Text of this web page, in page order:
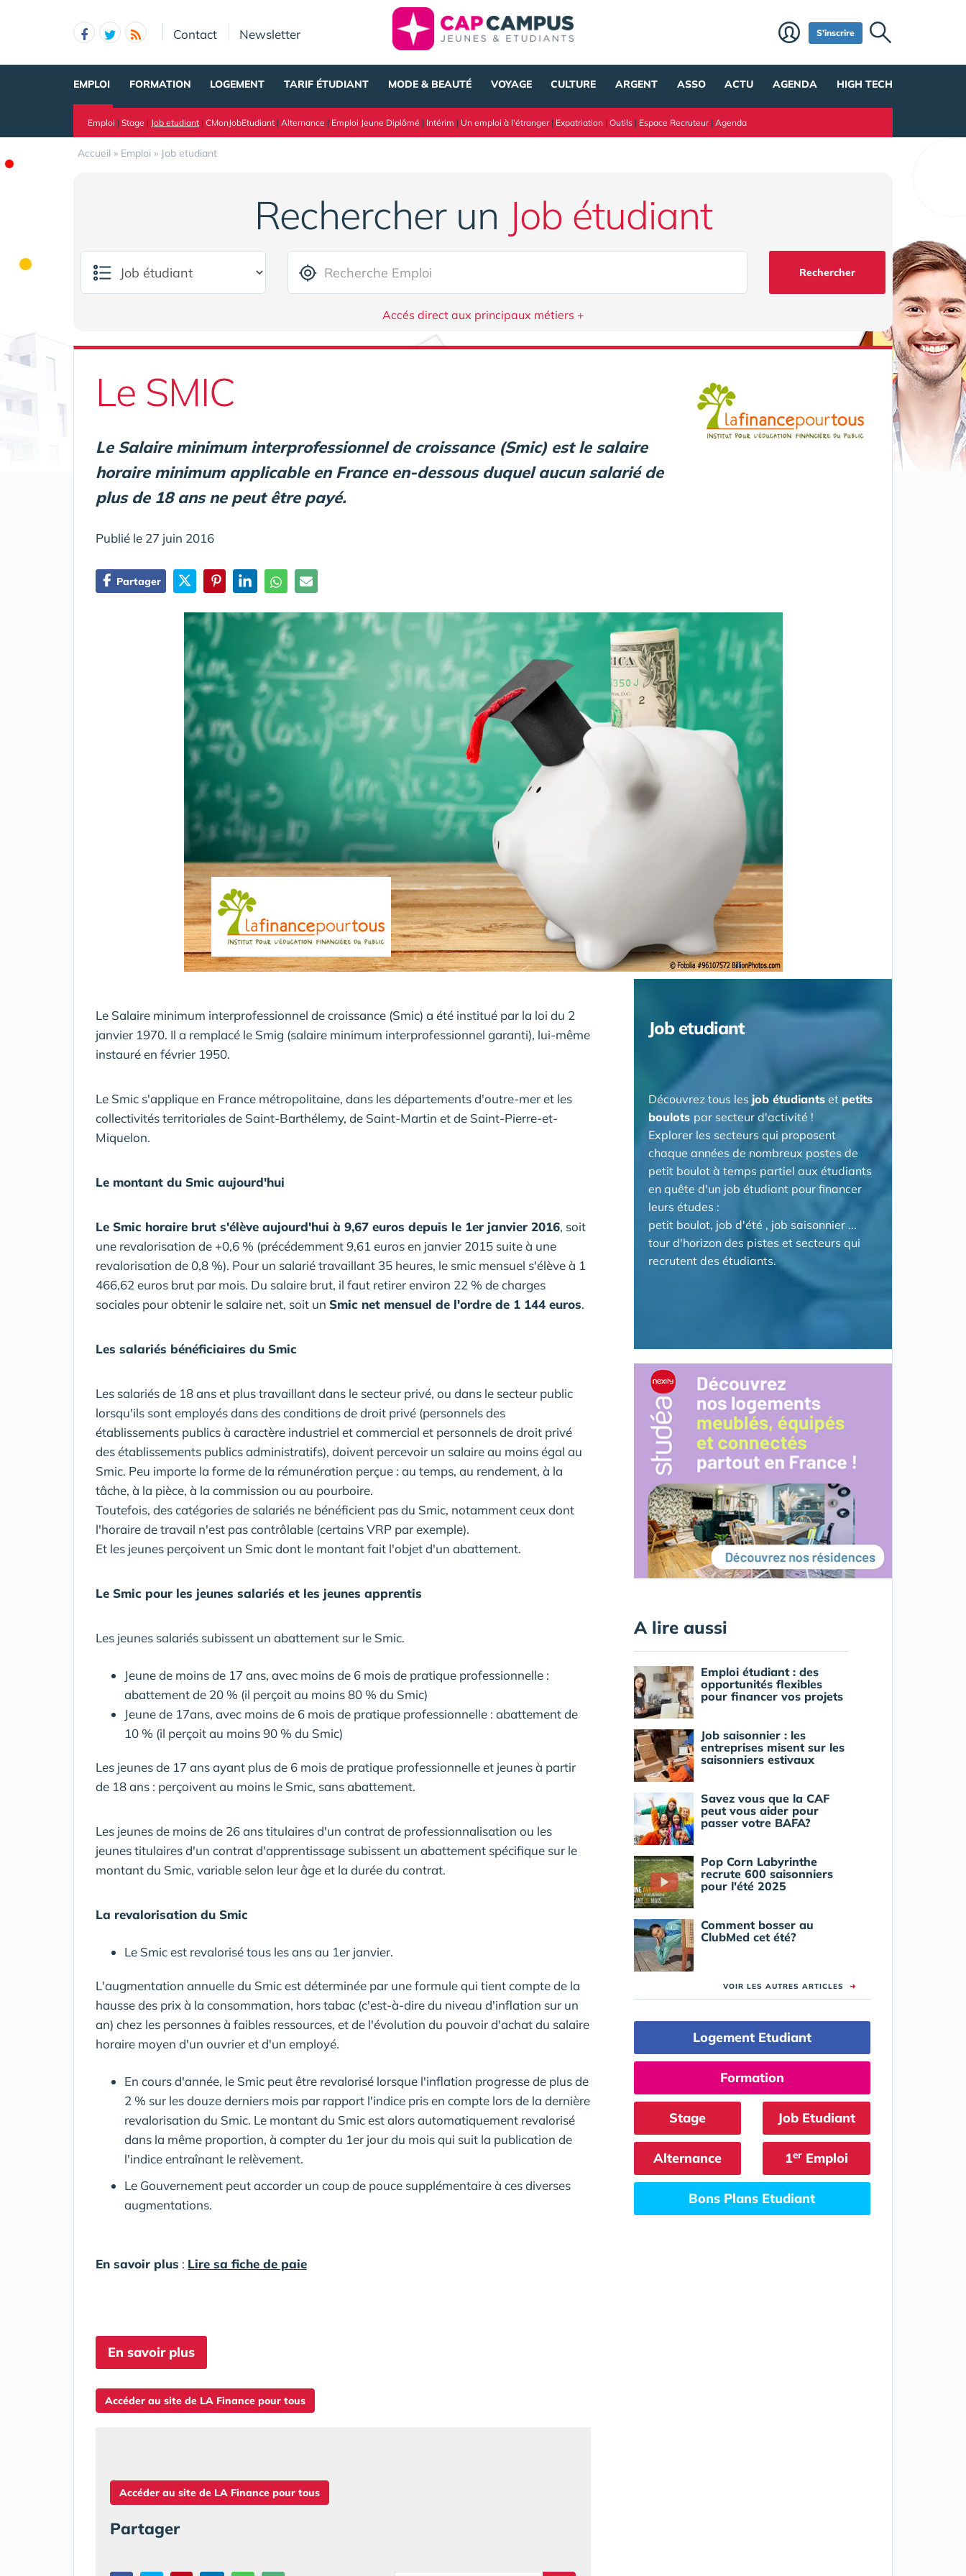
Contact Newsletter S'inscrire
EMPLOI FORMATION LOGEMENT TARIF ÉTUDIANT MODE & BEAUTÉ VOYAGE CULTURE ARGENT ASSO ACTU AGENDA HIGH TECH
Emploi | Stage | Job etudiant | CMonJobEtudiant | Alternance | Emploi Jeune Diplômé | Intérim | Un emploi à l'étranger| Expatriation | Outils | Espace Recruteur| Agenda
Accueil » Emploi » Job etudiant
Rechercher un Job étudiant
Rechercher
Accés direct aux principaux métiers +
Le SMIC
Le Salaire minimum interprofessionnel de croissance (Smic) est le salaire
horaire minimum applicable en France en-dessous duquel aucun salarié de
plus de 18 ans ne peut être payé.
Publié le 27 juin 2016
Partager
Le Salaire minimum interprofessionnel de croissance (Smic) a été institué par la loi du 2
janvier 1970. Il a remplacé le Smig (salaire minimum interprofessionnel garanti), lui-même
instauré en février 1950.
Le Smic s'applique en France métropolitaine, dans les départements d'outre-mer et les
collectivités territoriales de Saint-Barthélemy, de Saint-Martin et de Saint-Pierre-et-
Miquelon.
Le montant du Smic aujourd'hui
Le Smic horaire brut s'élève aujourd'hui à 9,67 euros depuis le 1er janvier 2016, soit
une revalorisation de +0,6 % (précédemment 9,61 euros en janvier 2015 suite à une
revalorisation de 0,8 %). Pour un salarié travaillant 35 heures, le smic mensuel s'élève à 1
466,62 euros brut par mois. Du salaire brut, il faut retirer environ 22 % de charges
sociales pour obtenir le salaire net, soit un Smic net mensuel de l'ordre de 1 144 euros.
Les salariés bénéficiaires du Smic
Les salariés de 18 ans et plus travaillant dans le secteur privé, ou dans le secteur public
lorsqu'ils sont employés dans des conditions de droit privé (personnels des
établissements publics à caractère industriel et commercial et personnels de droit privé
des établissements publics administratifs), doivent percevoir un salaire au moins égal au
Smic. Peu importe la forme de la rémunération perçue : au temps, au rendement, à la
tâche, à la pièce, à la commission ou au pourboire.
Toutefois, des catégories de salariés ne bénéficient pas du Smic, notamment ceux dont
l'horaire de travail n'est pas contrôlable (certains VRP par exemple).
Et les jeunes perçoivent un Smic dont le montant fait l'objet d'un abattement.
Le Smic pour les jeunes salariés et les jeunes apprentis
Les jeunes salariés subissent un abattement sur le Smic.
Jeune de moins de 17 ans, avec moins de 6 mois de pratique professionnelle :
abattement de 20 % (il perçoit au moins 80 % du Smic)
Jeune de 17ans, avec moins de 6 mois de pratique professionnelle : abattement de
10 % (il perçoit au moins 90 % du Smic)
Les jeunes de 17 ans ayant plus de 6 mois de pratique professionnelle et jeunes à partir
de 18 ans : perçoivent au moins le Smic, sans abattement.
Les jeunes de moins de 26 ans titulaires d'un contrat de professionnalisation ou les
jeunes titulaires d'un contrat d'apprentissage subissent un abattement spécifique sur le
montant du Smic, variable selon leur âge et la durée du contrat.
La revalorisation du Smic
Le Smic est revalorisé tous les ans au 1er janvier.
L'augmentation annuelle du Smic est déterminée par une formule qui tient compte de la
hausse des prix à la consommation, hors tabac (c'est-à-dire du niveau d'inflation sur un
an) chez les personnes à faibles ressources, et de l'évolution du pouvoir d'achat du salaire
horaire moyen d'un ouvrier et d'un employé.
En cours d'année, le Smic peut être revalorisé lorsque l'inflation progresse de plus de
2 % sur les douze derniers mois par rapport l'indice pris en compte lors de la dernière
revalorisation du Smic. Le montant du Smic est alors automatiquement revalorisé
dans la même proportion, à compter du 1er jour du mois qui suit la publication de
l'indice entraînant le relèvement.
Le Gouvernement peut accorder un coup de pouce supplémentaire à ces diverses
augmentations.
En savoir plus : Lire sa fiche de paie
En savoir plus
Accéder au site de LA Finance pour tous
Accéder au site de LA Finance pour tous
Partager
Job etudiant
Découvrez tous les job étudiantset petits
boulots par secteur d'activité !
Explorer les secteurs qui proposent
chaque années de nombreux postes de
petit boulot à temps partiel aux étudiants
en quête d'un job étudiant pour financer
leurs études :
petit boulot, job d'été , job saisonnier ...
tour d'horizon des pistes et secteurs qui
recrutent des étudiants.
A lire aussi
Emploi étudiant : des
opportunités flexibles
pour financer vos projets
Job saisonnier : les
entreprises misent sur les
saisonniers estivaux
Savez vous que la CAF
peut vous aider pour
passer votre BAFA?
Pop Corn Labyrinthe
recrute 600 saisonniers
pour l'été 2025
Comment bosser au
ClubMed cet été?
VOIR LES AUTRES ARTICLES ➜
Logement Etudiant
Formation
Stage Job Etudiant
Alternance 1er Emploi
Bons Plans Etudiant